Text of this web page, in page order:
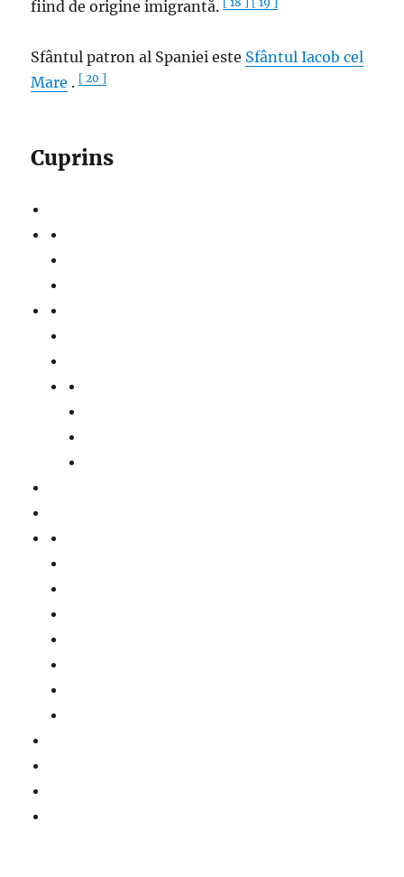
fiind de origine imigrantă.
Sfântul patron al Spaniei este Sfântul Iacob cel
Mare .[ 20 ]
Cuprins